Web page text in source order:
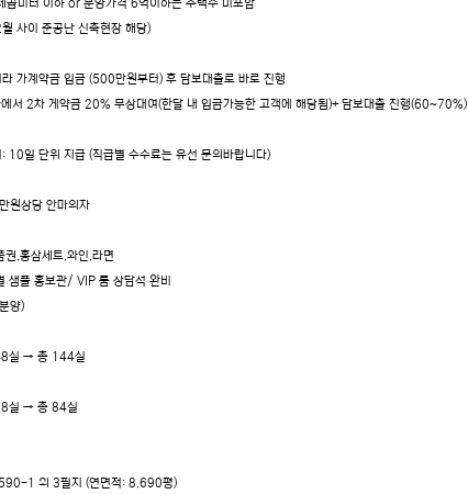
곱미터 이하 or 분양가격 6억이하는 주택수 미포함
사이 준공난 신축현장 해당)
가계약금 입금 (500만원부터) 후 담보대출로 바로 진행
서 2차 게약금 20% 무상대여(한달 내 입금가능한 고객에 해당됨)+ 담보대출 진행(60~70%)
10일 단위 지급 (직급별 수수료는 유선 문의바랍니다)
원상당 안마의자
,홍삼세트,와인,라면
샘플 홍보관/ VIP 룸 상담석 완비
양)
실 → 총 144실
실 → 총 84실
1 외 3필지 (연면적: 8,690평)